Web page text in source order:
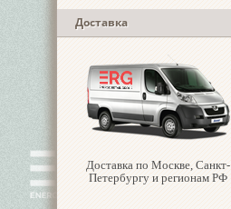
Доставка
Доставка по Москве, Санкт-
Петербургу и регионам РФ